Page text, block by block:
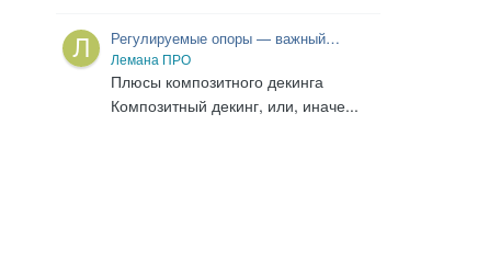
Регулируемые опоры — важный
элемент для установки террасы своими
руками
Лемана ПРО
Плюсы композитного декинга
Композитный декинг, или, иначе...